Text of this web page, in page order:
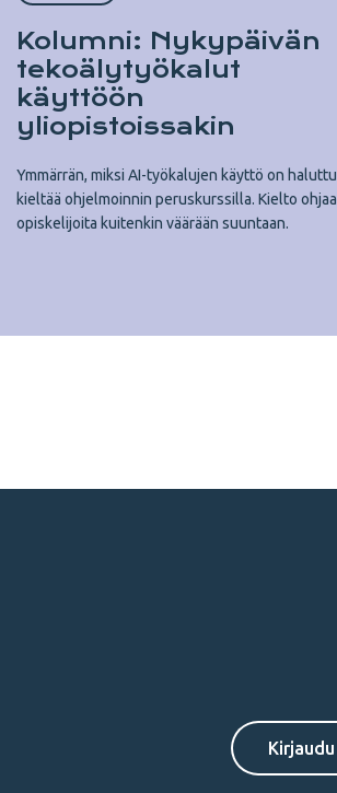
Kolumni: Nykypäivän
tekoälytyökalut
käyttöön
yliopistoissakin
Ymmärrän, miksi AI-työkalujen käyttö on haluttu
kieltää ohjelmoinnin peruskurssilla. Kielto ohjaa
opiskelijoita kuitenkin väärään suuntaan.